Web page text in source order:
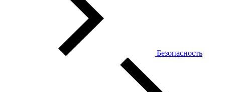
Безопасность